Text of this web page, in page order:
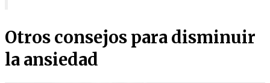
Otros consejos para disminuir
la ansiedad